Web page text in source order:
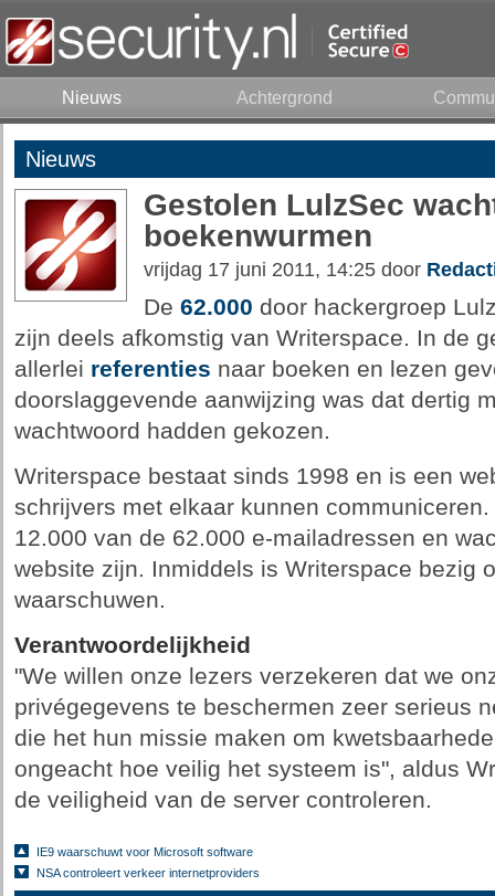
Nieuws Achtergrond
Nieuws
Gestolen LulzSec
boekenwurmen
vrijdag 17 juni 2011, 14:25 door
De 62.000 door hackergroep
zijn deels afkomstig van Writerspace. In de
allerlei referenties naar boeken en lezen
doorslaggevende aanwijzing was dat dertig
wachtwoord hadden gekozen.
Writerspace bestaat sinds 1998 en is een
schrijvers met elkaar kunnen
12.000 van de 62.000 e-mailadressen en
website zijn. Inmiddels is Writerspace bezig
waarschuwen.
Verantwoordelijkheid
"We willen onze lezers verzekeren dat we
privégegevens te beschermen zeer serieus
die het hun missie maken om
ongeacht hoe veilig het systeem is", aldus
de veiligheid van de server controleren.
IE9 waarschuwt voor Microsoft software
NSA controleert verkeer internetproviders